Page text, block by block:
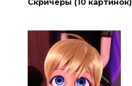
Скричеры (10 картинок)